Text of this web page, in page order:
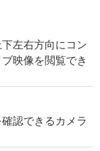
左右方向にコン
映像を閲覧でき
認できるカメラ